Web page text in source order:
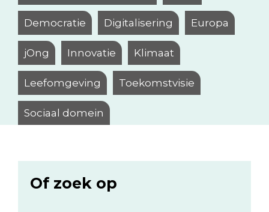
Democratie Digitalisering Europa
jOng Innovatie Klimaat
Leefomgeving Toekomstvisie
Sociaal domein
Of zoek op